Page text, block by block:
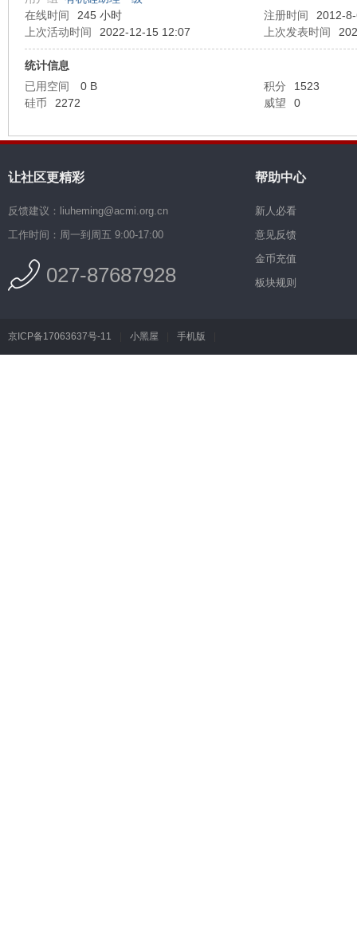
在线时间
245 小时 注册时间
2012-
上次活动时间
2022-12-15 12:07 上次发表时间
统计信息
已用空间
0 B 积分
1523
硅币
2272 威望 0
让社区更精彩
反馈建议：liuheming@acmi.org.cn
工作时间：周一到周五 9:00-17:00
027-87687928
帮助中心
新人必看
意见反馈
金币充值
板块规则
京ICP备17063637号-11 小黑屋 手机版